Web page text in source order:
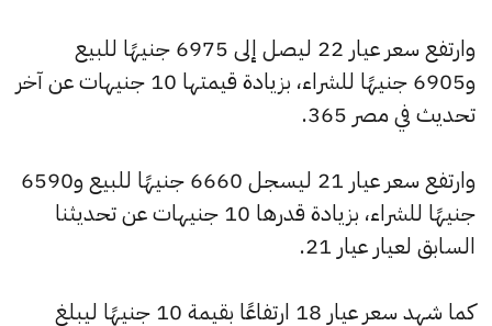
وارتفع سعر عيار 22 ليصل إلى 6975 جنيهًا للبيع
و6905 جنيهًا للشراء، بزيادة قيمتها 10 جنيهات عن آخر
تحديث في مصر 365.
وارتفع سعر عيار 21 ليسجل 6660 جنيهًا للبيع و6590
جنيهًا للشراء، بزيادة قدرها 10 جنيهات عن تحديثنا
السابق لعيار عيار 21.
كما شهد سعر عيار 18 ارتفاعًا بقيمة 10 جنيهًا ليبلغ